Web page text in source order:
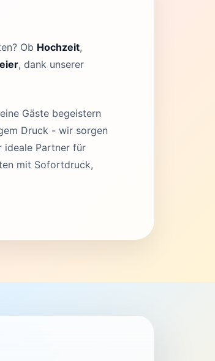
Ob Hochzeit,
, dank unserer
Gäste begeistern
Druck - wir sorgen
ideale Partner für
mit Sofortdruck,